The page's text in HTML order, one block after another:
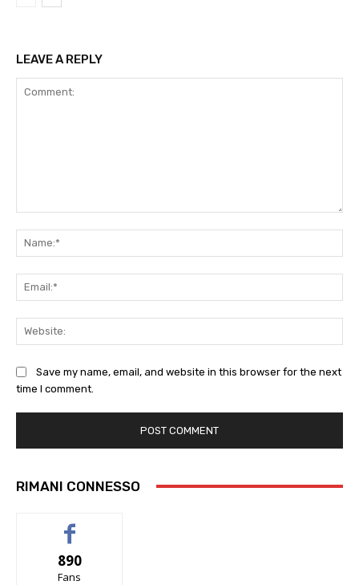
LEAVE A REPLY
Save my name, email, and website in this browser for the next
time I comment.
RIMANI CONNESSO
890
Fans